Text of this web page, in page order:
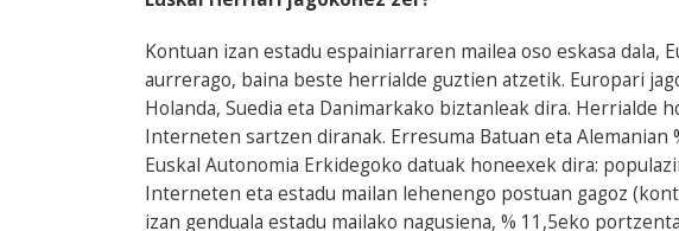
Kontuan izan estadu espainiarraren mailea oso eskasa dala,
aurrerago, baina beste herrialde guztien atzetik. Europari
Holanda, Suedia eta Danimarkako biztanleak dira. Herrialde
Interneten sartzen diranak. Erresuma Batuan eta Alemanian
Euskal Autonomia Erkidegoko datuak honeexek dira:
Interneten eta estadu mailan lehenengo postuan gagoz
izan genduala estadu mailako nagusiena, % 11,5eko